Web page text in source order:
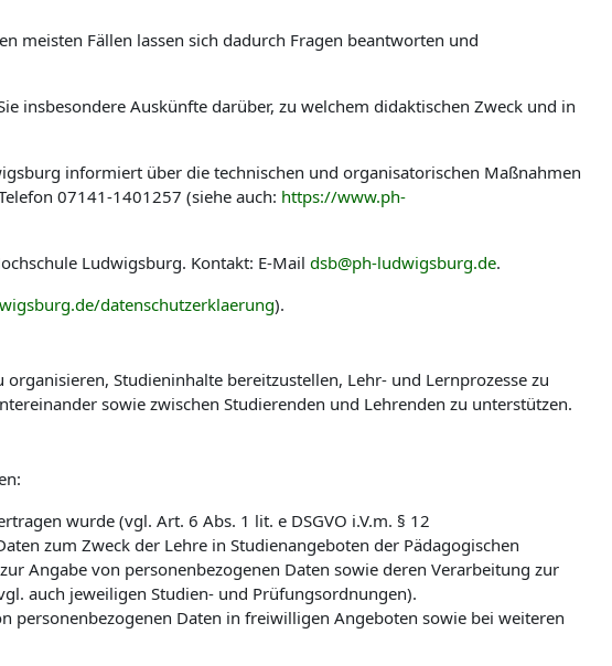
meisten Fällen lassen sich dadurch Fragen beantworten und
insbesondere Auskünfte darüber, zu welchem didaktischen Zweck und in
informiert über die technischen und organisatorischen Maßnahmen
07141-1401257 (siehe auch: https://www.ph-
Ludwigsburg. Kontakt: E-Mail dsb@ph-ludwigsburg.de.
datenschutzerklaerung).
Studieninhalte bereitzustellen, Lehr- und Lernprozesse zu
sowie zwischen Studierenden und Lehrenden zu unterstützen.
wurde (vgl. Art. 6 Abs. 1 lit. e DSGVO i.V.m. § 12
zum Zweck der Lehre in Studienangeboten der Pädagogischen
Angabe von personenbezogenen Daten sowie deren Verarbeitung zur
auch jeweiligen Studien- und Prüfungsordnungen).
personenbezogenen Daten in freiwilligen Angeboten sowie bei weiteren